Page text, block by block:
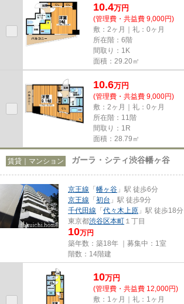
10.4万円
(管理費・共益費 9,000円)
敷：2ヶ月｜礼：0ヶ月
所在階：6階
間取り：1K
面積：29.20㎡
10.6万円
(管理費・共益費 9,000円)
敷：2ヶ月｜礼：0ヶ月
所在階：11階
間取り：1R
面積：28.79㎡
賃貸｜マンション ガーラ・シティ渋谷幡ヶ谷
京王線 「幡ヶ谷 」駅 徒歩6分
京王線 「初台 」駅 徒歩9分
千代田線 「代々木上原 」駅 徒歩18分
東京都渋谷区本町 １丁目
10万円
築年数：築18年 ｜募集中： 1室
階数：14階建
10万円
(管理費・共益費 12,000円)
敷：1ヶ月｜礼：1ヶ月